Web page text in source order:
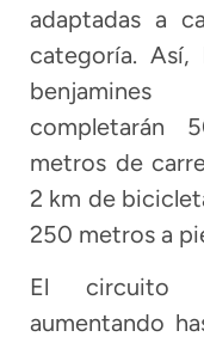
adaptadas a
categoría. Así,
benjamines
completarán
metros de
2 km de
250 metros a
El circuito
aumentando